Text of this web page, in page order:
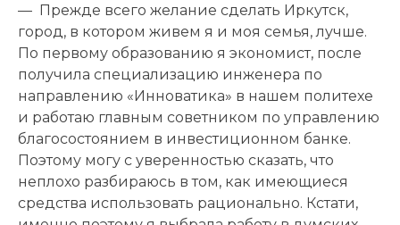
— Прежде всего желание сделать Иркутск,
город, в котором живем я и моя семья, лучше.
По первому образованию я экономист, после
получила специализацию инженера по
направлению «Инноватика» в нашем политехе
и работаю главным советником по управлению
благосостоянием в инвестиционном банке.
Поэтому могу с уверенностью сказать, что
неплохо разбираюсь в том, как имеющиеся
средства использовать рационально. Кстати,